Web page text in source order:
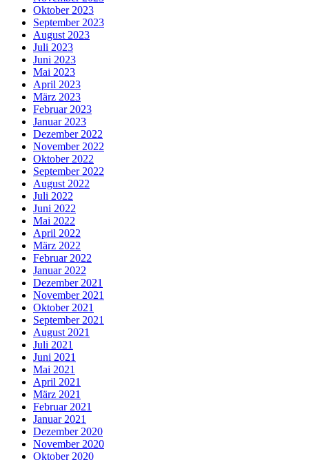
Oktober 2023
September 2023
August 2023
Juli 2023
Juni 2023
Mai 2023
April 2023
März 2023
Februar 2023
Januar 2023
Dezember 2022
November 2022
Oktober 2022
September 2022
August 2022
Juli 2022
Juni 2022
Mai 2022
April 2022
März 2022
Februar 2022
Januar 2022
Dezember 2021
November 2021
Oktober 2021
September 2021
August 2021
Juli 2021
Juni 2021
Mai 2021
April 2021
März 2021
Februar 2021
Januar 2021
Dezember 2020
November 2020
Oktober 2020